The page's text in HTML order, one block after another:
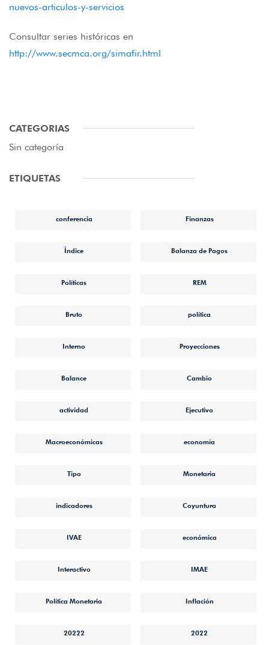
nuevos-articulos-y-servicios
Consultar series históricas en
http://www.secmca.org/simafir.html
CATEGORIAS
Sin categoría
ETIQUETAS
conferencia Finanzas
Índice Balanza de Pagos
Políticas REM
Bruto política
Interno Proyecciones
Balance Cambio
actividad Ejecutivo
Macroeconómicas economía
Tipo Monetaria
indicadores Coyuntura
IVAE económica
Interactivo IMAE
Política Monetaria Inflación
20222 2022